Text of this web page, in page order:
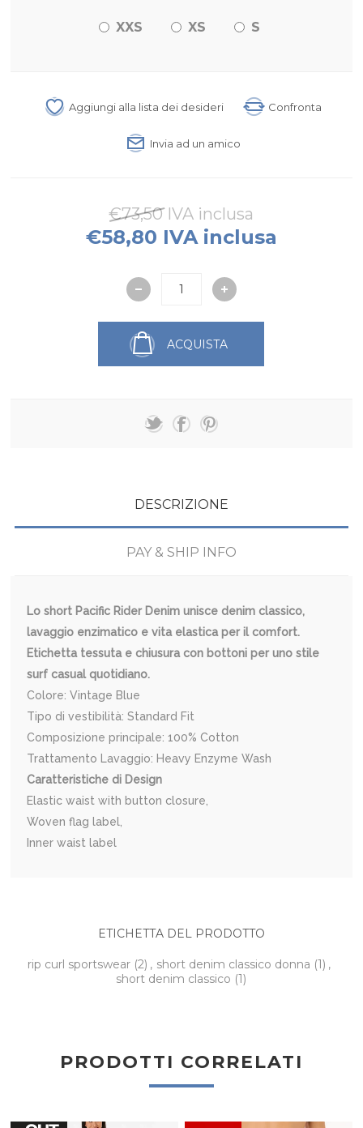
XXS XS S
Aggiungi alla lista dei desideri Confronta
Invia ad un amico
€73,50 IVA inclusa
€58,80 IVA inclusa
ACQUISTA
DESCRIZIONE
PAY & SHIP INFO
Lo short Pacific Rider Denim unisce denim classico,
lavaggio enzimatico e vita elastica per il comfort.
Etichetta tessuta e chiusura con bottoni per uno stile
surf casual quotidiano.
Colore: Vintage Blue
Tipo di vestibilità: Standard Fit
Composizione principale: 100% Cotton
Trattamento Lavaggio: Heavy Enzyme Wash
Caratteristiche di Design
Elastic waist with button closure,
Woven flag label,
Inner waist label
ETICHETTA DEL PRODOTTO
rip curl sportswear (2) , short denim classico donna (1) ,
short denim classico (1)
PRODOTTI CORRELATI